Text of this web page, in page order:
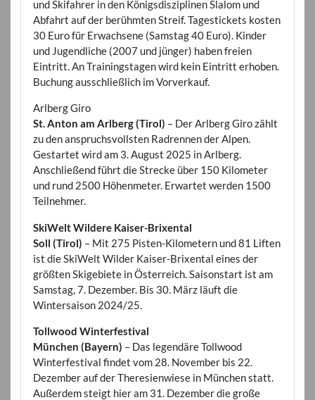
und Skifahrer in den Königsdisziplinen Slalom und
Abfahrt auf der berühmten Streif. Tagestickets kosten
30 Euro für Erwachsene (Samstag 40 Euro). Kinder
und Jugendliche (2007 und jünger) haben freien
Eintritt. An Trainingstagen wird kein Eintritt erhoben.
Buchung ausschließlich im Vorverkauf.
Arlberg Giro
St. Anton am Arlberg (Tirol) – Der Arlberg Giro zählt
zu den anspruchsvollsten Radrennen der Alpen.
Gestartet wird am 3. August 2025 in Arlberg.
Anschließend führt die Strecke über 150 Kilometer
und rund 2500 Höhenmeter. Erwartet werden 1500
Teilnehmer.
SkiWelt Wildere Kaiser-Brixental
Soll (Tirol) – Mit 275 Pisten-Kilometern und 81 Liften
ist die SkiWelt Wilder Kaiser-Brixental eines der
größten Skigebiete in Österreich. Saisonstart ist am
Samstag, 7. Dezember. Bis 30. März läuft die
Wintersaison 2024/25.
Tollwood Winterfestival
München (Bayern) – Das legendäre Tollwood
Winterfestival findet vom 28. November bis 22.
Dezember auf der Theresienwiese in München statt.
Außerdem steigt hier am 31. Dezember die große